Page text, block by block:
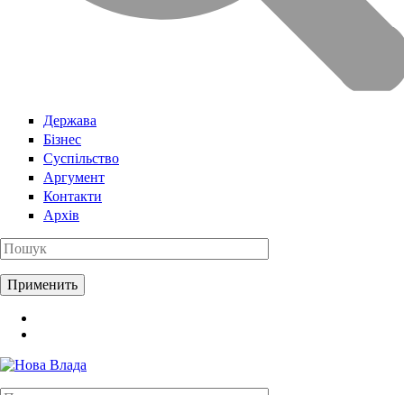
Держава
Бізнес
Суспільство
Аргумент
Контакти
Архів